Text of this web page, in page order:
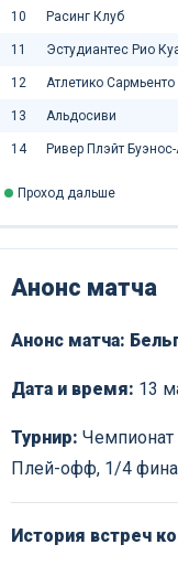
10 Расинг Клуб
11 Эстудиантес Рио
12 Атлетико Сармьенто
13 Альдосиви
14 Ривер Плэйт
Проход дальше
Анонс матча
Анонс матча:
Дата и время: 13
Турнир:
Плей-офф, 1/4
История встреч